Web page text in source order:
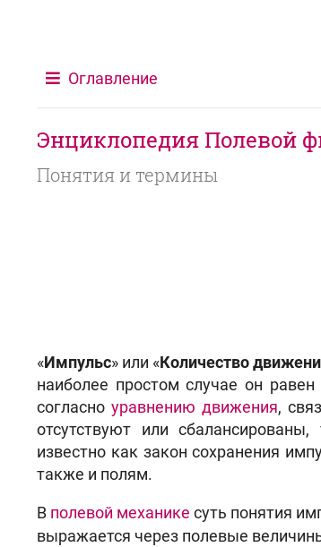
Оглавление
Энциклопедия Полевой
Понятия и термины
«Импульс» или «Количество
наиболее простом случае он
согласно уравнению движения,
отсутствуют или
известно как закон сохранения
также и полям.
В полевой механике суть понятия
выражается через полевые